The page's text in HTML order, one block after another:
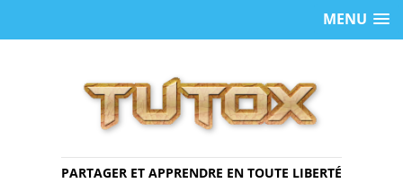
MENU
PARTAGER ET APPRENDRE EN TOUTE LIBERTÉ